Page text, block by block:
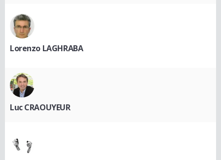
Lorenzo LAGHRABA
Luc CRAOUYEUR